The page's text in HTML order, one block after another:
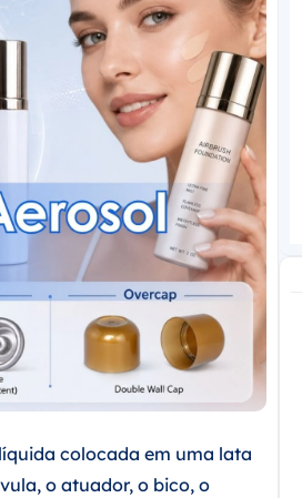
colocada em uma lata
o atuador, o bico, o